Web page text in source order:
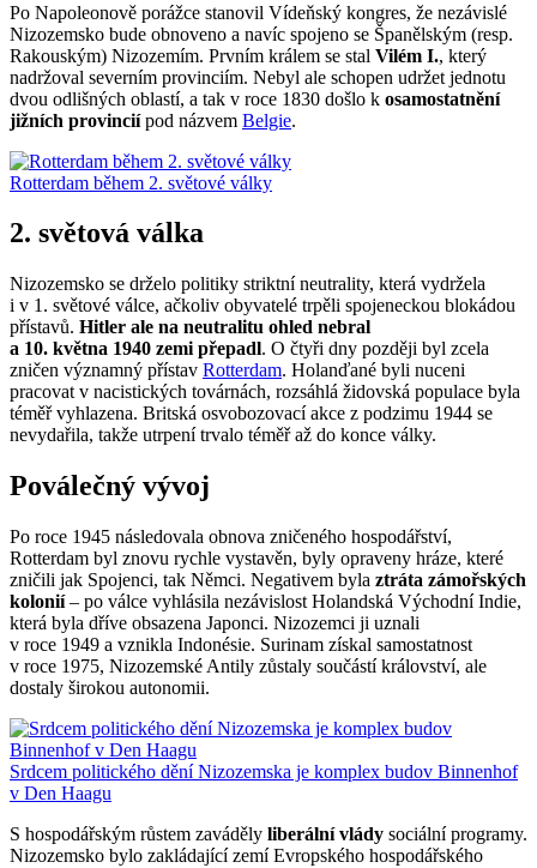
Po Napoleonově porážce stanovil Vídeňský kongres, že nezávislé
Nizozemsko bude obnoveno a navíc spojeno se Španělským (resp.
Rakouským) Nizozemím. Prvním králem se stal Vilém I., který
nadržoval severním provinciím. Nebyl ale schopen udržet jednotu
dvou odlišných oblastí, a tak v roce 1830 došlo k osamostatnění
jižních provinciípod názvem Belgie.
Rotterdam během 2. světové války
2. světová válka
Nizozemsko se drželo politiky striktní neutrality, která vydržela
i v 1. světové válce, ačkoliv obyvatelé trpěli spojeneckou blokádou
přístavů. Hitler ale na neutralitu ohled nebral
a 10. května 1940 zemi přepadl. O čtyři dny později byl zcela
zničen významný přístav Rotterdam. Holanďané byli nuceni
pracovat v nacistických továrnách, rozsáhlá židovská populace byla
téměř vyhlazena. Britská osvobozovací akce z podzimu 1944 se
nevydařila, takže utrpení trvalo téměř až do konce války.
Poválečný vývoj
Po roce 1945 následovala obnova zničeného hospodářství,
Rotterdam byl znovu rychle vystavěn, byly opraveny hráze, které
zničili jak Spojenci, tak Němci. Negativem byla ztráta zámořských
kolonií– po válce vyhlásila nezávislost Holandská Východní Indie,
která byla dříve obsazena Japonci. Nizozemci ji uznali
v roce 1949 a vznikla Indonésie. Surinam získal samostatnost
v roce 1975, Nizozemské Antily zůstaly součástí království, ale
dostaly širokou autonomii.
Srdcem politického dění Nizozemska je komplex budov Binnenhof
v Den Haagu
S hospodářským růstem zaváděly liberální vlády sociální programy.
Nizozemsko bylo zakládající zemí Evropského hospodářského